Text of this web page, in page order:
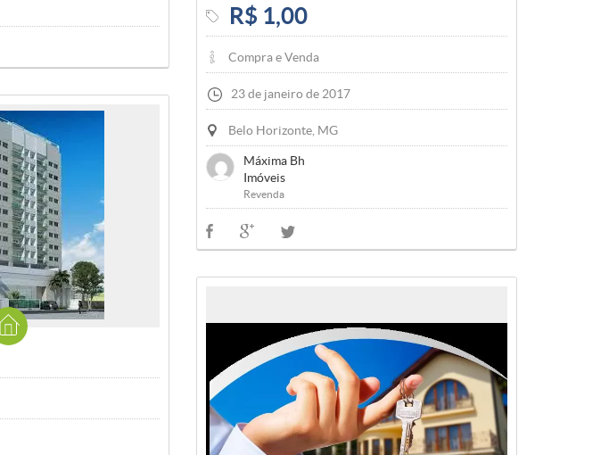
R$ 1,00
Compra e Venda
23 de janeiro de 2017
Belo Horizonte, MG
Máxima Bh
Imóveis
Revenda